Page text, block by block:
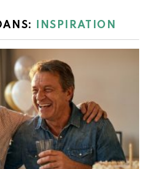
INSPIRATION